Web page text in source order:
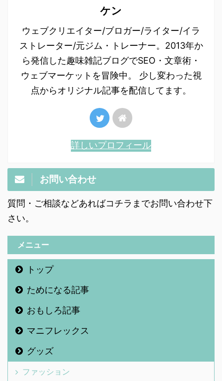
ケン
ウェブクリエイター/ブロガー/ライター/イラ
ストレーター/元ジム・トレーナー。2013年か
ら発信した趣味雑記ブログでSEO・文章術・
ウェブマーケットを冒険中。 少し変わった視
点からオリジナル記事を配信してます。
詳しいプロフィール
お問い合わせ
質問・ご相談などあればコチラまでお問い合わせ下
さい。
メニュー
トップ
ためになる記事
おもしろ記事
マニフレックス
グッズ
ファッション